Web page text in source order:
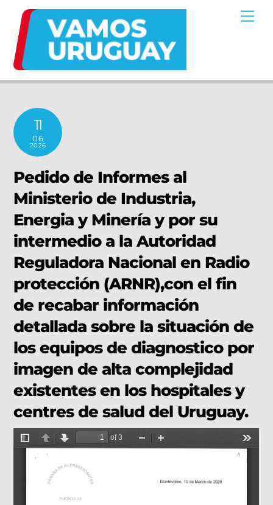
content
11
06
2026
Pedido de Informes al
Ministerio de Industria,
Energia y Minería y por su
intermedio a la Autoridad
Reguladora Nacional en Radio
protección (ARNR),con el fin
de recabar información
detallada sobre la situación de
los equipos de diagnostico por
imagen de alta complejidad
existentes en los hospitales y
centres de salud del Uruguay.